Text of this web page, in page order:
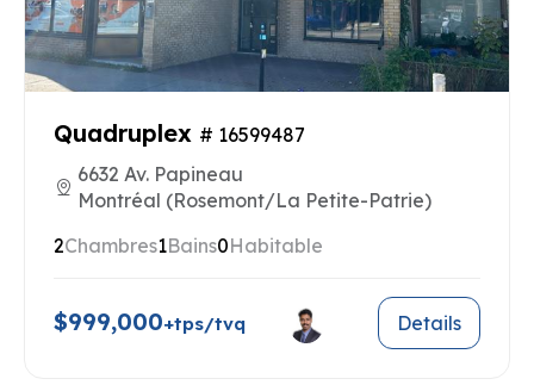
Quadruplex # 16599487
6632 Av. Papineau
Montréal (Rosemont/La Petite-Patrie)
2Chambres1Bains0Habitable
$999,000+tps/tvq Details